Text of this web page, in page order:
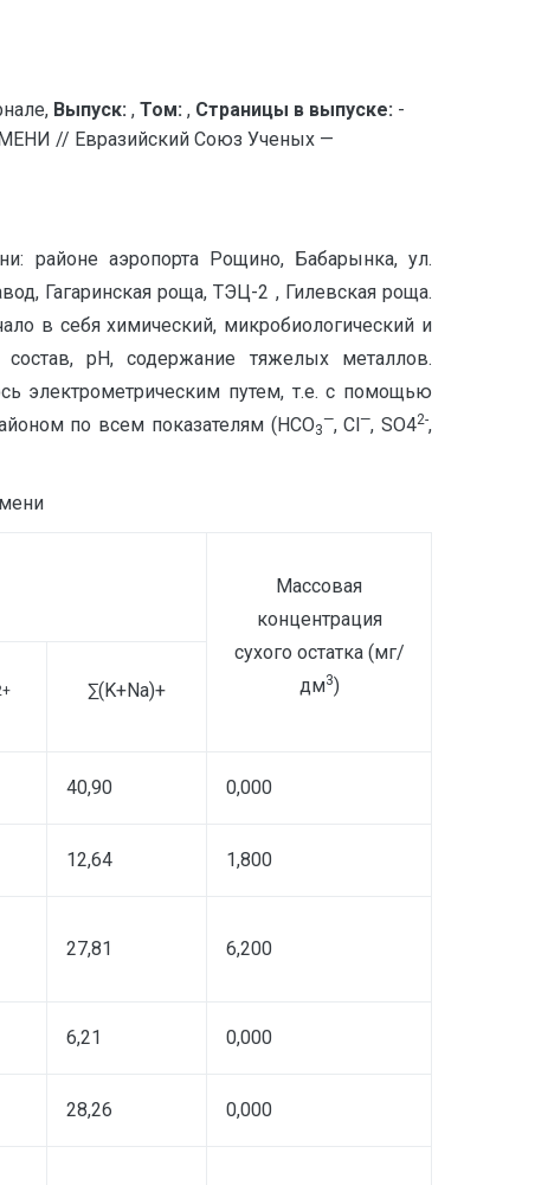
Выпуск: , Том: , Страницы в выпуске: -
// Евразийский Союз Ученых —
районе аэропорта Рощино, Бабарынка, ул.
Гагаринская роща, ТЭЦ-2 , Гилевская роща.
в себя химический, микробиологический и
рН, содержание тяжелых металлов.
электрометрическим путем, т.е. с помощью
по всем показателям (HCO3
—, Cl—, SO42-,
Массовая
концентрация
сухого остатка (мг/
дм3)
∑(K+Na)+
40,90 0,000
12,64 1,800
27,81 6,200
6,21 0,000
28,26 0,000